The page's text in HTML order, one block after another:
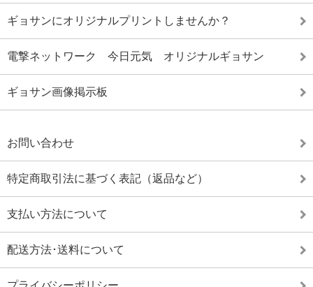
ギョサンにオリジナルプリントしませんか？
電撃ネットワーク 今日元気 オリジナルギョサン
ギョサン画像掲示板
お問い合わせ
特定商取引法に基づく表記（返品など）
支払い方法について
配送方法･送料について